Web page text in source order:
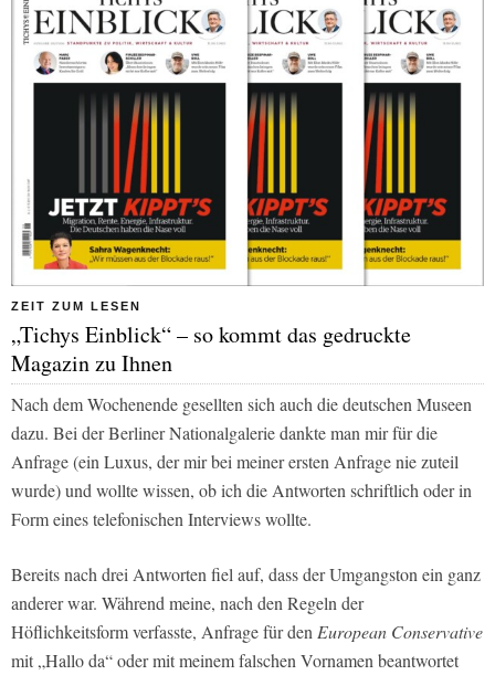
ZEIT ZUM LESEN
„Tichys Einblick“ – so kommt das gedruckte
Magazin zu Ihnen
Nach dem Wochenende gesellten sich auch die deutschen Museen
dazu. Bei der Berliner Nationalgalerie dankte man mir für die
Anfrage (ein Luxus, der mir bei meiner ersten Anfrage nie zuteil
wurde) und wollte wissen, ob ich die Antworten schriftlich oder in
Form eines telefonischen Interviews wollte.
Bereits nach drei Antworten fiel auf, dass der Umgangston ein ganz
anderer war. Während meine, nach den Regeln der
Höflichkeitsform verfasste, Anfrage für den European Conservative
mit „Hallo da“ oder mit meinem falschen Vornamen beantwortet